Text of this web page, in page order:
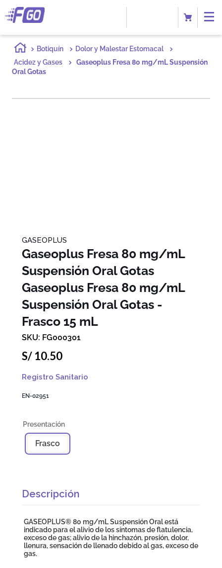
Botiquín
Dolor y Malestar Estomacal
Acidez y Gases
Gaseoplus Fresa 80 mg/mL Suspensión
Oral Gotas
GASEOPLUS
Gaseoplus Fresa 80 mg/mL
Suspensión Oral Gotas
Gaseoplus Fresa 80 mg/mL
Suspensión Oral Gotas -
Frasco 15 mL
FG000301
S/ 10.50
Registro Sanitario
EN-02951
Frasco
Descripción
GASEOPLUS® 80 mg/mL Suspensión Oral está
indicado para el alivio de los síntomas de flatulencia,
exceso de gas; alivio de la hinchazón, presión, dolor,
llenura, sensación de llenado debido al gas, exceso de
gas.